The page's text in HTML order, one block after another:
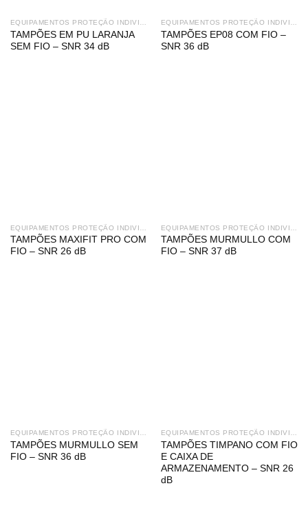
TAMPÕES EM PU LARANJA
SEM FIO – SNR 34 dB
TAMPÕES EP08 COM FIO –
SNR 36 dB
TAMPÕES MAXIFIT PRO COM
FIO – SNR 26 dB
TAMPÕES MURMULLO COM
FIO – SNR 37 dB
EQUIPAMENTOS PROTEÇÃO INDIVIDUAL
TAMPÕES MURMULLO SEM
FIO – SNR 36 dB
EQUIPAMENTOS PROTEÇÃO INDIVIDUAL
TAMPÕES TIMPANO COM FIO
E CAIXA DE
ARMAZENAMENTO – SNR 26
dB